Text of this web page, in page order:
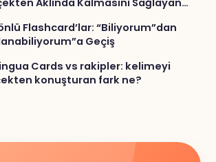
Flashcard’lar: “Biliyorum”dan
Geçiş
Cards vs rakipler: kelimeyi
konuşturan fark ne?